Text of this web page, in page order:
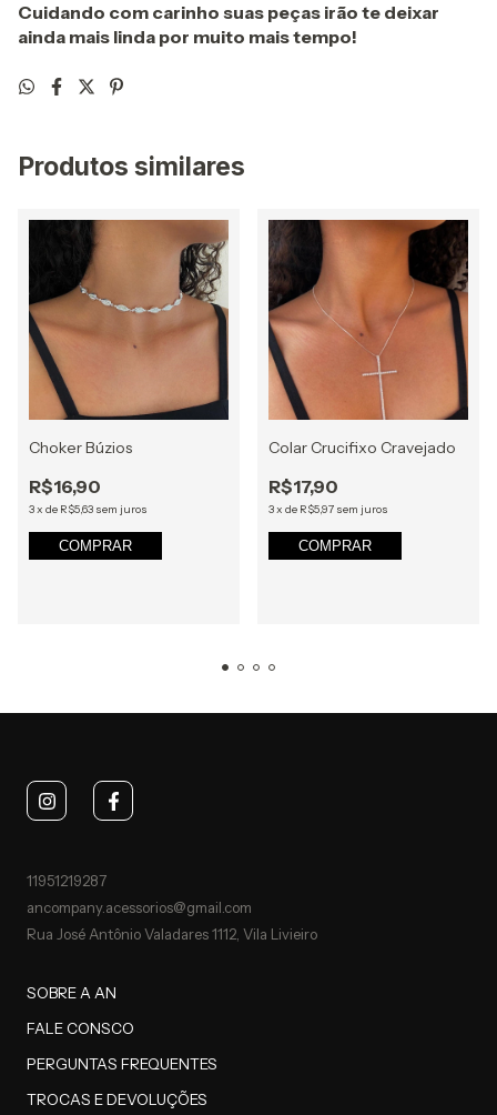
Cuidando com carinho suas peças irão te deixar
ainda mais linda por muito mais tempo!
Produtos similares
Choker Búzios
R$16,90
3x de R$5,63 sem juros
COMPRAR
Colar Crucifixo Cravejado
R$17,90
3x de R$5,97 sem juros
COMPRAR
11951219287
ancompany.acessorios@gmail.com
Rua José Antônio Valadares 1112, Vila Livieiro
SOBRE A AN
FALE CONSCO
PERGUNTAS FREQUENTES
TROCAS E DEVOLUÇÕES